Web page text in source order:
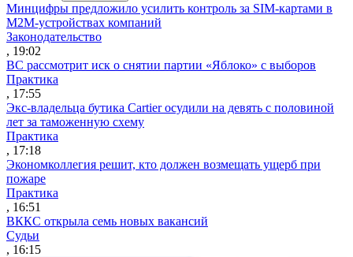
Минцифры предложило усилить контроль за SIM-картами в
M2M-устройствах компаний
Законодательство
, 19:02
ВС рассмотрит иск о снятии партии «Яблоко» с выборов
Практика
, 17:55
Экс-владельца бутика Cartier осудили на девять с половиной
лет за таможенную схему
Практика
, 17:18
Экономколлегия решит, кто должен возмещать ущерб при
пожаре
Практика
, 16:51
ВККС открыла семь новых вакансий
Судьи
, 16:15